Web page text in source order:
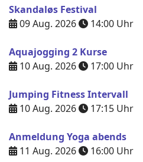
Skandaløs Festival
09 Aug. 2026
14:00 Uhr
Aquajogging 2 Kurse
10 Aug. 2026
17:00 Uhr
Jumping Fitness Intervall
10 Aug. 2026
17:15 Uhr
Anmeldung Yoga abends
11 Aug. 2026
16:00 Uhr